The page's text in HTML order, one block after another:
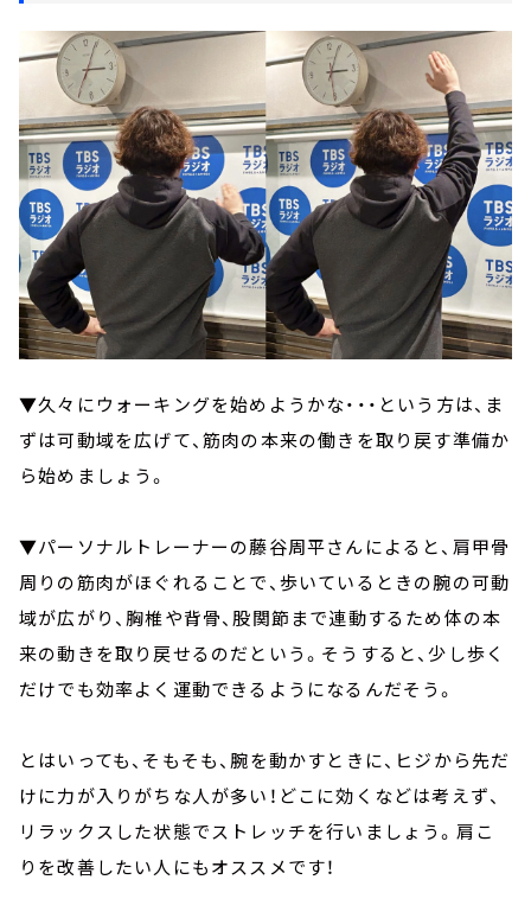
▼久々にウォーキングを始めようかな・・・という方は、ま
ずは可動域を広げて、筋肉の本来の働きを取り戻す準備か
ら始めましょう。
▼パーソナルトレーナーの藤谷周平さんによると、肩甲骨
周りの筋肉がほぐれることで、歩いているときの腕の可動
域が広がり、胸椎や背骨、股関節まで連動するため体の本
来の動きを取り戻せるのだという。そうすると、少し歩く
だけでも効率よく運動できるようになるんだそう。
とはいっても、そもそも、腕を動かすときに、ヒジから先だ
けに力が入りがちな人が多い！どこに効くなどは考えず、
リラックスした状態でストレッチを行いましょう。肩こ
りを改善したい人にもオススメです！